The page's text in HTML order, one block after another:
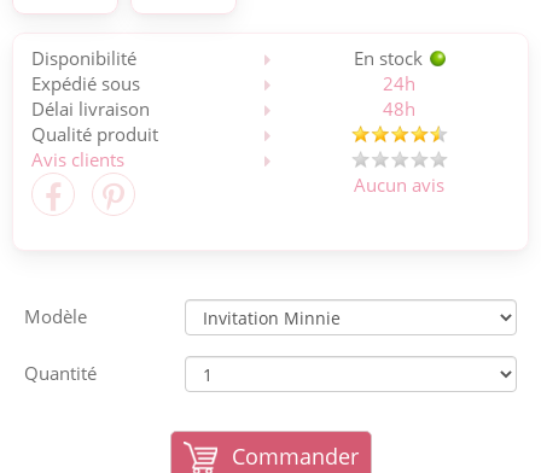
Disponibilité
En stock
Expédié sous
24h
Délai livraison
48h
Qualité produit
Avis clients
Aucun avis
Modèle
Quantité
Commander